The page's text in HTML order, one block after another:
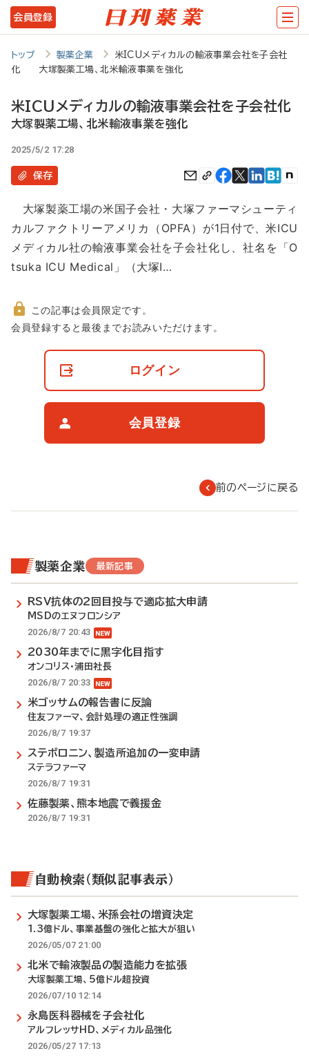
メ
イ
テ
ツ
に
動
会員登録
トップ 製薬企業
米ICUメディカルの輸液事業会社を子会社
化 大塚製薬工場、北米輸液事業を強化
米ICUメディカルの輸液事業会社を子会社化
大塚製薬工場、北米輸液事業を強化
2025/5/2 17:28
保存
大塚製薬工場の米国子会社・大塚ファーマシューティ
カルファクトリーアメリカ（OPFA）が1日付で、米ICU
メディカル社の輸液事業会社を子会社化し、社名を「O
tsuka ICU Medical」（大塚I…
非
この記事は会員限定です。
会員登録すると最後までお読みいただけます。
ログイン
会員登録
前のページに戻る
製薬企業 最新記事
RSV抗体の2回目投与で適応拡大申請
MSDのエヌフロンシア
2026/8/7 20:43
2030年までに黒字化目指す
オンコリス・浦田社長
2026/8/7 20:33
米ゴッサムの報告書に反論
住友ファーマ、会計処理の適正性強調
2026/8/7 19:37
ステボロニン、製造所追加の一変申請
ステラファーマ
2026/8/7 19:31
佐藤製薬、熊本地震で義援金
2026/8/7 19:31
自動検索（類似記事表示）
大塚製薬工場、米孫会社の増資決定
1.3億ドル、事業基盤の強化と拡大が狙い
2026/05/07 21:00
北米で輸液製品の製造能力を拡張
大塚製薬工場、5億ドル超投資
2026/07/10 12:14
永島医科器械を子会社化
アルフレッサHD、メディカル品強化
2026/05/27 17:13